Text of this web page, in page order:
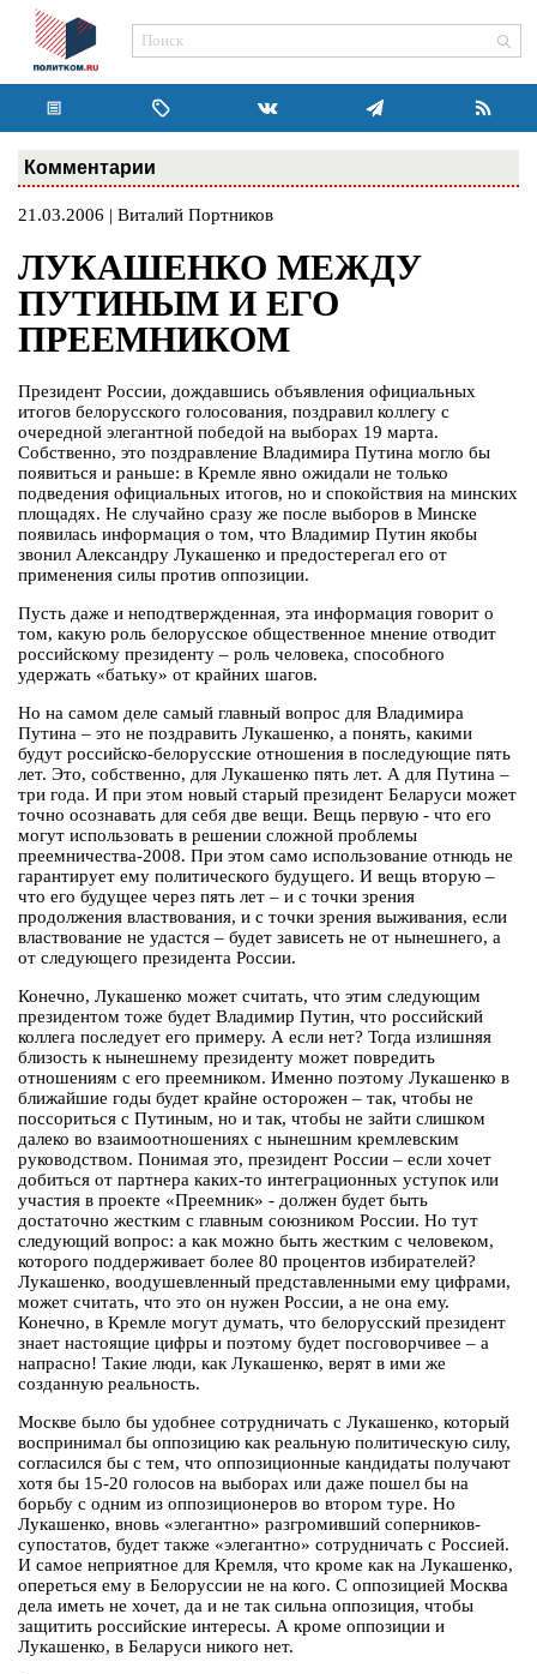
Комментарии
21.03.2006 | Виталий Портников
ЛУКАШЕНКО МЕЖДУ
ПУТИНЫМ И ЕГО
ПРЕЕМНИКОМ
Президент России, дождавшись объявления официальных
итогов белорусского голосования, поздравил коллегу с
очередной элегантной победой на выборах 19 марта.
Собственно, это поздравление Владимира Путина могло бы
появиться и раньше: в Кремле явно ожидали не только
подведения официальных итогов, но и спокойствия на минских
площадях. Не случайно сразу же после выборов в Минске
появилась информация о том, что Владимир Путин якобы
звонил Александру Лукашенко и предостерегал его от
применения силы против оппозиции.
Пусть даже и неподтвержденная, эта информация говорит о
том, какую роль белорусское общественное мнение отводит
российскому президенту – роль человека, способного
удержать «батьку» от крайних шагов.
Но на самом деле самый главный вопрос для Владимира
Путина – это не поздравить Лукашенко, а понять, какими
будут российско-белорусские отношения в последующие пять
лет. Это, собственно, для Лукашенко пять лет. А для Путина –
три года. И при этом новый старый президент Беларуси может
точно осознавать для себя две вещи. Вещь первую - что его
могут использовать в решении сложной проблемы
преемничества-2008. При этом само использование отнюдь не
гарантирует ему политического будущего. И вещь вторую –
что его будущее через пять лет – и с точки зрения
продолжения властвования, и с точки зрения выживания, если
властвование не удастся – будет зависеть не от нынешнего, а
от следующего президента России.
Конечно, Лукашенко может считать, что этим следующим
президентом тоже будет Владимир Путин, что российский
коллега последует его примеру. А если нет? Тогда излишняя
близость к нынешнему президенту может повредить
отношениям с его преемником. Именно поэтому Лукашенко в
ближайшие годы будет крайне осторожен – так, чтобы не
поссориться с Путиным, но и так, чтобы не зайти слишком
далеко во взаимоотношениях с нынешним кремлевским
руководством. Понимая это, президент России – если хочет
добиться от партнера каких-то интеграционных уступок или
участия в проекте «Преемник» - должен будет быть
достаточно жестким с главным союзником России. Но тут
следующий вопрос: а как можно быть жестким с человеком,
которого поддерживает более 80 процентов избирателей?
Лукашенко, воодушевленный представленными ему цифрами,
может считать, что это он нужен России, а не она ему.
Конечно, в Кремле могут думать, что белорусский президент
знает настоящие цифры и поэтому будет посговорчивее – а
напрасно! Такие люди, как Лукашенко, верят в ими же
созданную реальность.
Москве было бы удобнее сотрудничать с Лукашенко, который
воспринимал бы оппозицию как реальную политическую силу,
согласился бы с тем, что оппозиционные кандидаты получают
хотя бы 15-20 голосов на выборах или даже пошел бы на
борьбу с одним из оппозиционеров во втором туре. Но
Лукашенко, вновь «элегантно» разгромивший соперников-
супостатов, будет также «элегантно» сотрудничать с Россией.
И самое неприятное для Кремля, что кроме как на Лукашенко,
опереться ему в Белоруссии не на кого. С оппозицией Москва
дела иметь не хочет, да и не так сильна оппозиция, чтобы
защитить российские интересы. А кроме оппозиции и
Лукашенко, в Беларуси никого нет.